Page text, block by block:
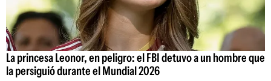
La princesa Leonor, en peligro: el FBI detuvo a un hombre que
la persiguió durante el Mundial 2026